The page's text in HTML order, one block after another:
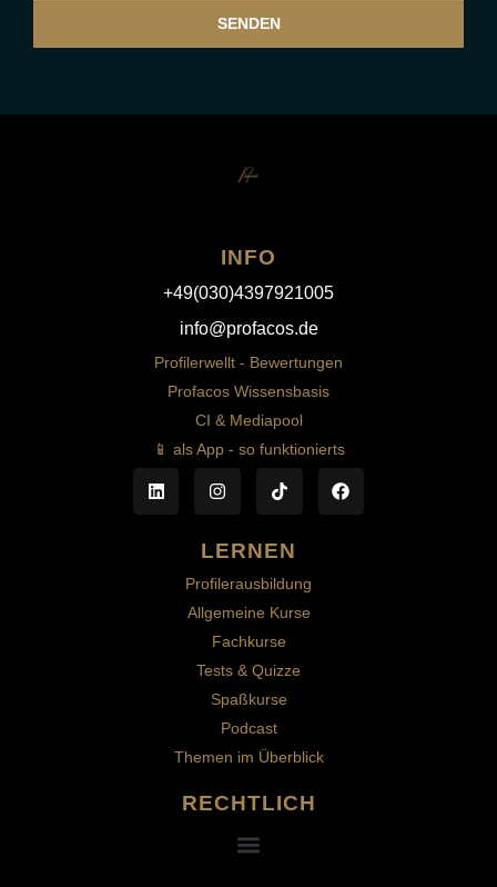
SENDEN
INFO
+49(030)4397921005
info@profacos.de
Profilerwellt - Bewertungen
Profacos Wissensbasis
CI & Mediapool
📱 als App - so funktionierts
LERNEN
Profilerausbildung
Allgemeine Kurse
Fachkurse
Tests & Quizze
Spaßkurse
Podcast
Themen im Überblick
RECHTLICH